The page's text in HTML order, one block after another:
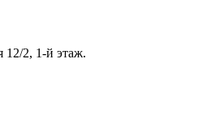
12/2, 1-й этаж.